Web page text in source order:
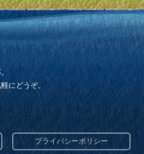
にどうぞ。
プライバシーポリシー